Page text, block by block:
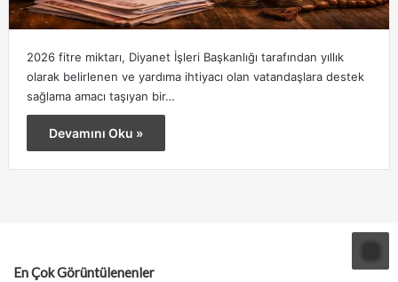
2026 fitre miktarı, Diyanet İşleri Başkanlığı tarafından yıllık
olarak belirlenen ve yardıma ihtiyacı olan vatandaşlara destek
sağlama amacı taşıyan bir…
Devamını Oku »
En Çok Görüntülenenler